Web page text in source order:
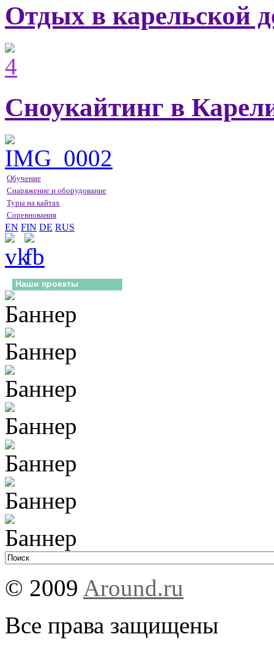
Отдых в карельской
Сноукайтинг в
Обучение
Снаряжение и оборудование
Туры на кайтах
Соревнования
EN FIN DE RUS
Наши проекты
© 2009 Around.ru
Все права защищены